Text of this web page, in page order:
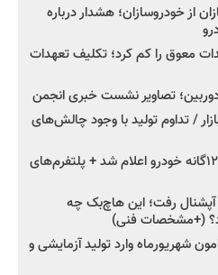
از خودروسازان؛ هشدار درباره
تعهدات معوق را کم کرد؛ تکلیف تعهدات
تصاویر نشست خبری انجمن
/ تداوم تولید با وجود چالش‌های
زمان اجرای استانداردهای ۱۲۲گانه خودرو اعلام شد + پلتفرم‌های
سایپا دوباره سراغ کوییک S آپشنال رفت؛ این هاچ‌بک چه
(+مشخصات فنی)
شهریورماه وارد تولید آزمایشی و